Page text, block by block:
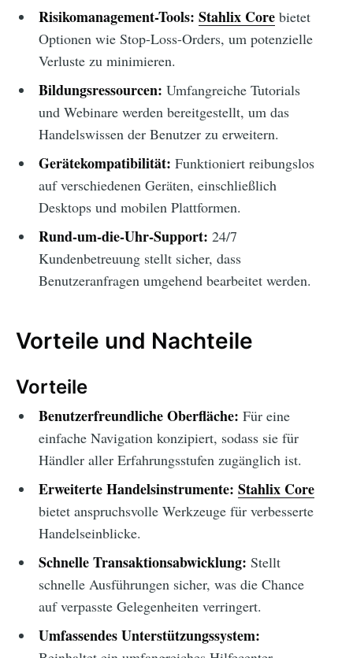
Risikomanagement-Tools: Stahlix Corebietet
Optionen wie Stop-Loss-Orders, um potenzielle
Verluste zu minimieren.
Bildungsressourcen: Umfangreiche Tutorials
und Webinare werden bereitgestellt, um das
Handelswissen der Benutzer zu erweitern.
Gerätekompatibilität: Funktioniert reibungslos
auf verschiedenen Geräten, einschließlich
Desktops und mobilen Plattformen.
Rund-um-die-Uhr-Support: 24/7
Kundenbetreuung stellt sicher, dass
Benutzeranfragen umgehend bearbeitet werden.
Vorteile und Nachteile
Vorteile
Benutzerfreundliche Oberfläche: Für eine
einfache Navigation konzipiert, sodass sie für
Händler aller Erfahrungsstufen zugänglich ist.
Erweiterte Handelsinstrumente: Stahlix Core
bietet anspruchsvolle Werkzeuge für verbesserte
Handelseinblicke.
Schnelle Transaktionsabwicklung: Stellt
schnelle Ausführungen sicher, was die Chance
auf verpasste Gelegenheiten verringert.
Umfassendes Unterstützungssystem: